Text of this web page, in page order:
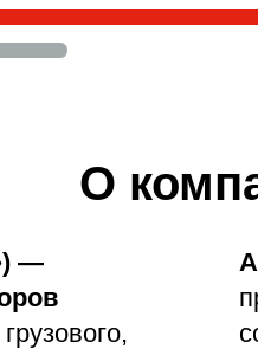
О
—